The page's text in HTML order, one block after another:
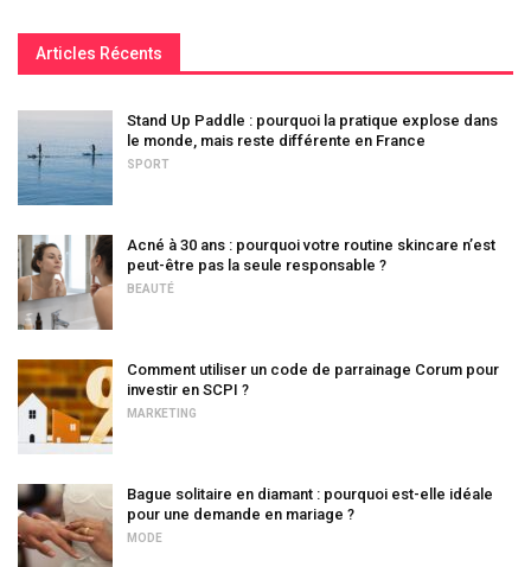
Articles Récents
Stand Up Paddle : pourquoi la pratique explose dans
le monde, mais reste différente en France
SPORT
Acné à 30 ans : pourquoi votre routine skincare n’est
peut-être pas la seule responsable ?
BEAUTÉ
Comment utiliser un code de parrainage Corum pour
investir en SCPI ?
MARKETING
Bague solitaire en diamant : pourquoi est-elle idéale
pour une demande en mariage ?
MODE